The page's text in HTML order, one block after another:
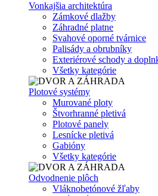
Vonkajšia architektúra
Zámkové dlažby
Záhradné platne
Svahové oporné tvárnice
Palisády a obrubníky
Exteriérové schody a
Všetky kategórie
Plotové systémy
Murované ploty
Štvorhranné pletivá
Plotové panely
Lesnícke pletivá
Gabióny
Všetky kategórie
Odvodnenie plôch
Vláknobetónové žľaby